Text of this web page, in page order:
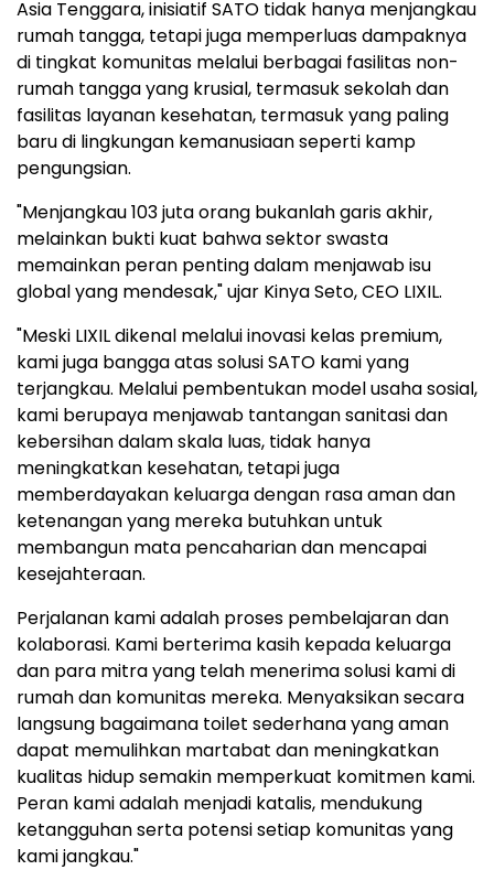
Asia Tenggara, inisiatif SATO tidak hanya menjangkau
rumah tangga, tetapi juga memperluas dampaknya
di tingkat komunitas melalui berbagai fasilitas non-
rumah tangga yang krusial, termasuk sekolah dan
fasilitas layanan kesehatan, termasuk yang paling
baru di lingkungan kemanusiaan seperti kamp
pengungsian.
"Menjangkau 103 juta orang bukanlah garis akhir,
melainkan bukti kuat bahwa sektor swasta
memainkan peran penting dalam menjawab isu
global yang mendesak," ujar Kinya Seto, CEO LIXIL.
"Meski LIXIL dikenal melalui inovasi kelas premium,
kami juga bangga atas solusi SATO kami yang
terjangkau. Melalui pembentukan model usaha sosial,
kami berupaya menjawab tantangan sanitasi dan
kebersihan dalam skala luas, tidak hanya
meningkatkan kesehatan, tetapi juga
memberdayakan keluarga dengan rasa aman dan
ketenangan yang mereka butuhkan untuk
membangun mata pencaharian dan mencapai
kesejahteraan.
Perjalanan kami adalah proses pembelajaran dan
kolaborasi. Kami berterima kasih kepada keluarga
dan para mitra yang telah menerima solusi kami di
rumah dan komunitas mereka. Menyaksikan secara
langsung bagaimana toilet sederhana yang aman
dapat memulihkan martabat dan meningkatkan
kualitas hidup semakin memperkuat komitmen kami.
Peran kami adalah menjadi katalis, mendukung
ketangguhan serta potensi setiap komunitas yang
kami jangkau."